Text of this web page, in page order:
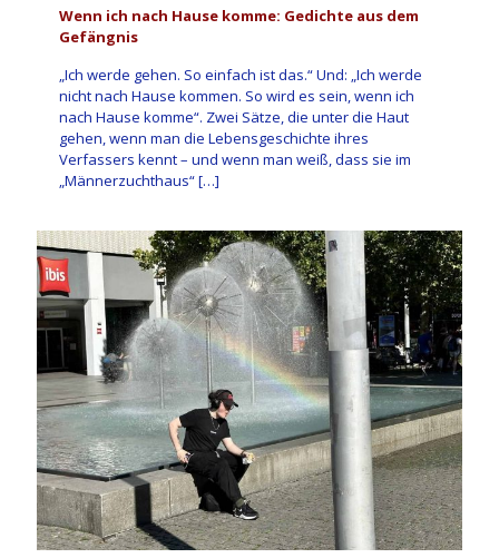
Wenn ich nach Hause komme: Gedichte aus dem
Gefängnis
„Ich werde gehen. So einfach ist das.“ Und: „Ich werde
nicht nach Hause kommen. So wird es sein, wenn ich
nach Hause komme“. Zwei Sätze, die unter die Haut
gehen, wenn man die Lebensgeschichte ihres
Verfassers kennt – und wenn man weiß, dass sie im
„Männerzuchthaus“[…]